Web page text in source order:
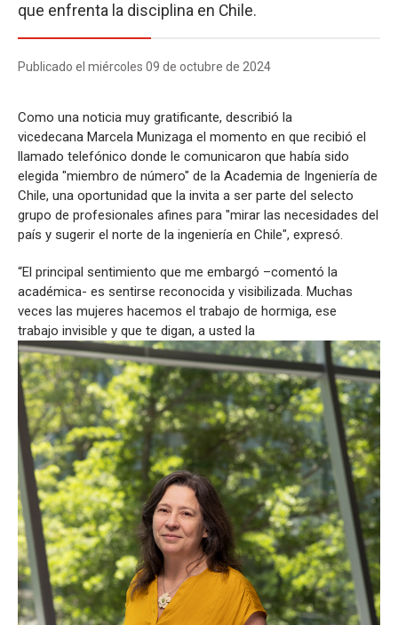
que enfrenta la disciplina en Chile.
Publicado el miércoles 09 de octubre de 2024
Como una noticia muy gratificante, describió la
vicedecana Marcela Munizaga el momento en que recibió el
llamado telefónico donde le comunicaron que había sido
elegida "miembro de número" de la Academia de Ingeniería de
Chile, una oportunidad que la invita a ser parte del selecto
grupo de profesionales afines para "mirar las necesidades del
país y sugerir el norte de la ingeniería en Chile", expresó.
“El principal sentimiento que me embargó –comentó la
académica- es sentirse reconocida y visibilizada. Muchas
veces las mujeres hacemos el trabajo de hormiga, ese
trabajo invisible y que te digan, a usted la